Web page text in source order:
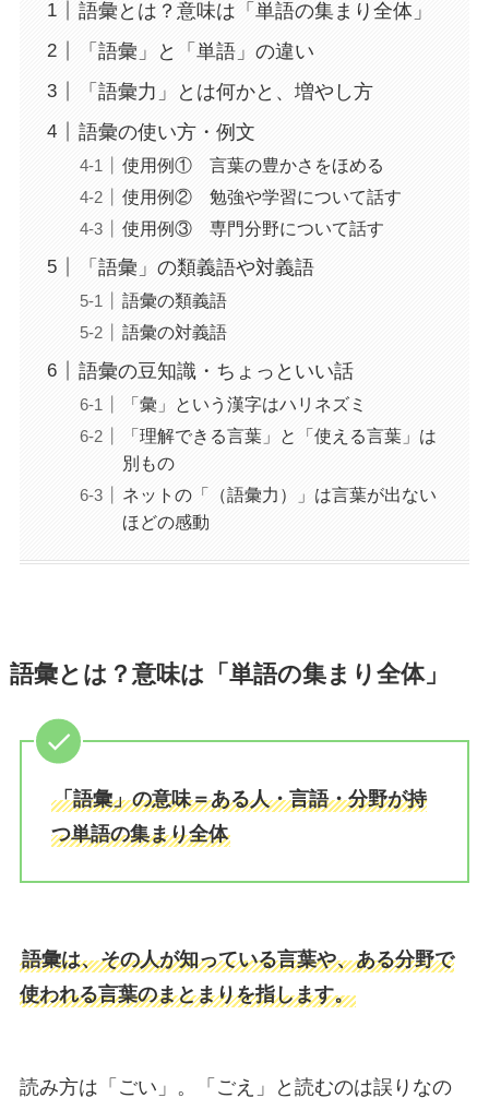
語彙とは？意味は「単語の集まり全体」
「語彙」と「単語」の違い
「語彙力」とは何かと、増やし方
語彙の使い方・例文
使用例① 言葉の豊かさをほめる
使用例② 勉強や学習について話す
使用例③ 専門分野について話す
「語彙」の類義語や対義語
語彙の類義語
語彙の対義語
語彙の豆知識・ちょっといい話
「彙」という漢字はハリネズミ
「理解できる言葉」と「使える言葉」は
別もの
ネットの「（語彙力）」は言葉が出ない
ほどの感動
語彙とは？意味は「単語の集まり全体」
「語彙」の意味＝ある人・言語・分野が持
つ単語の集まり全体
語彙は、その人が知っている言葉や、ある分野で
使われる言葉のまとまりを指します。
読み方は「ごい」。「ごえ」と読むのは誤りなの